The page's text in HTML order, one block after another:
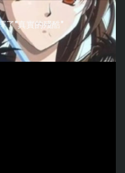
了"真實的殘酷"